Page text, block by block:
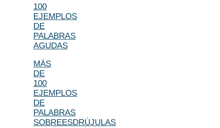
100
EJEMPLOS
DE
PALABRAS
AGUDAS
MÁS
DE
100
EJEMPLOS
DE
PALABRAS
SOBREESDRÚJULAS